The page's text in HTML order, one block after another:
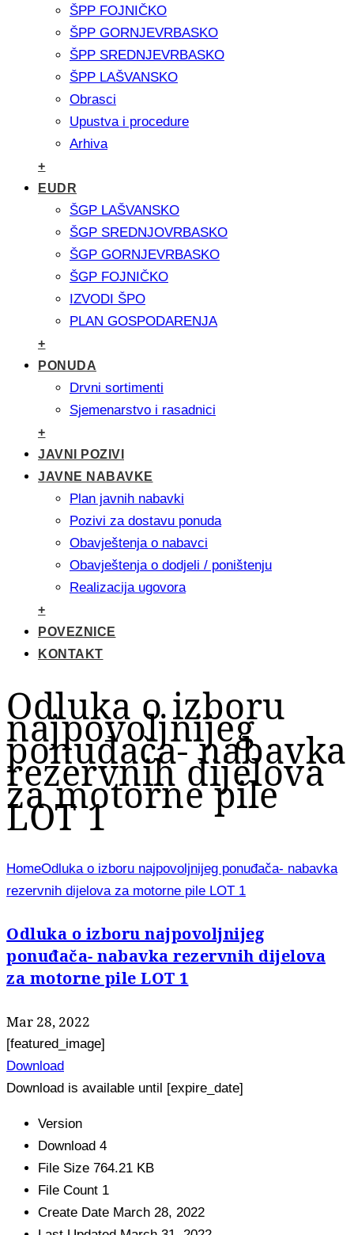
ŠPP FOJNIČKO
ŠPP GORNJEVRBASKO
ŠPP SREDNJEVRBASKO
ŠPP LAŠVANSKO
Obrasci
Upustva i procedure
Arhiva
+
EUDR
ŠGP LAŠVANSKO
ŠGP SREDNJOVRBASKO
ŠGP GORNJEVRBASKO
ŠGP FOJNIČKO
IZVODI ŠPO
PLAN GOSPODARENJA
+
PONUDA
Drvni sortimenti
Sjemenarstvo i rasadnici
+
JAVNI POZIVI
JAVNE NABAVKE
Plan javnih nabavki
Pozivi za dostavu ponuda
Obavještenja o nabavci
Obavještenja o dodjeli / poništenju
Realizacija ugovora
+
POVEZNICE
KONTAKT
Odluka o izboru
najpovoljnijeg
ponuđača- nabavka
rezervnih dijelova
za motorne pile
LOT 1
HomeOdluka o izboru najpovoljnijeg ponuđača- nabavka
rezervnih dijelova za motorne pile LOT 1
Odluka o izboru najpovoljnijeg
ponuđača- nabavka rezervnih dijelova
za motorne pile LOT 1
Mar 28, 2022
[featured_image]
Download
Download is available until [expire_date]
Version
Download 4
File Size 764.21 KB
File Count 1
Create Date March 28, 2022